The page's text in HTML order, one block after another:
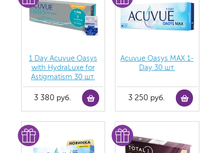
1 Day Acuvue Oasys
with HydraLuxe for
Аstigmatism 30 шт.
3 380 руб.
Acuvue Oasys MAX 1-
Day 30 шт.
3 250 руб.